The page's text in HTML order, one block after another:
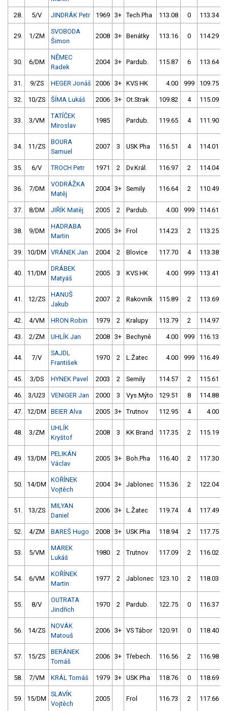
28. 5/V JINDRÁK Petr 1969 3+ Tech.Pha 113.08 0 113.34
29. 1/ZM
SVOBODA
Šimon
2008 3+ Benátky 113.16 0 114.29
30. 6/DM
NĚMEC
Radek
2004 3+ Pardub. 115.87 6 113.64
31. 9/ZS HEGER Jonáš 2006 3+ KVS HK 4.00 999 109.75
32. 10/ZS ŠÍMA Lukáš 2006 3+ Ot.Strak 109.82 4 115.09
33. 3/VM
TATÍČEK
Miroslav
1985 Pardub. 119.65 4 111.90
34. 11/ZS
BOURA
Samuel
2007 3 USK Pha 116.51 4 114.01
35. 6/V TROCH Petr 1971 2 Dv.Král. 116.97 2 114.04
36. 7/DM
VODRÁŽKA
Matěj
2004 3+ Semily 116.64 2 110.49
37. 8/DM JIŘÍK Matěj 2005 2 Pardub. 4.00 999 114.61
38. 9/DM
HADRABA
Martin
2005 3+ Frol 114.23 2 113.25
39. 10/DM VRÁNEK Jan 2004 2 Blovice 117.70 4 113.38
40. 11/DM
DRÁBEK
Matyáš
2005 3 KVS HK 4.00 999 113.41
41. 12/ZS
HANUŠ
Jakub
2007 2 Rakovník 115.89 2 113.69
42. 4/VM HRON Robin 1979 2 Kralupy 113.79 2 114.97
43. 2/ZM UHLÍK Jan 2008 3+ Bechyně 4.00 999 116.13
44. 7/V
SAJDL
František
1970 2 L.Žatec 4.00 999 116.49
45. 3/DS HYNEK Pavel 2003 2 Semily 114.57 2 115.61
46. 3/U23 VENIGER Jan 2000 3 Vys.Mýto 129.51 8 114.88
47. 12/DM BEIER Alva 2005 3+ Trutnov 112.95 4 4.00
48. 3/ZM
UHLÍK
Kryštof
2008 3 KK Brand 117.35 2 115.19
49. 13/DM
PELIKÁN
Václav
2005 3+ Boh.Pha 116.40 2 117.30
50. 14/DM
KOŘÍNEK
Vojtěch
2004 3+ Jablonec 115.36 2 122.04
51. 13/ZS
MILYAN
Daniel
2006 3+ L.Žatec 119.74 4 117.49
52. 4/ZM BAREŠ Hugo 2008 3+ USK Pha 118.94 2 117.75
53. 5/VM
MAREK
Lukáš
1980 2 Trutnov 117.09 2 116.02
54. 6/VM
KOŘÍNEK
Martin
1977 2 Jablonec 123.10 2 118.03
55. 8/V
OUTRATA
Jindřich
1970 2 Pardub. 122.75 0 116.37
56. 14/ZS
NOVÁK
Matouš
2006 3+ VS Tábor 120.91 0 118.40
57. 15/ZS
BERÁNEK
Tomáš
2006 3+ Třebech. 116.56 2 116.98
58. 7/VM KRÁL Tomáš 1979 3+ USK Pha 118.76 0 118.69
59. 15/DM
SLAVÍK
Vojtěch
2005 Frol 116.73 2 117.66